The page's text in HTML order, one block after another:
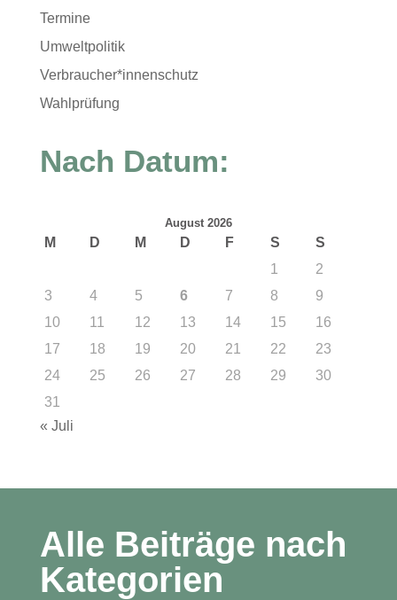
Termine
Umweltpolitik
Verbraucher*innenschutz
Wahlprüfung
Nach Datum:
August 2026
M D M D F S
S
1
2
3
4 5 6 7 8
9
10
11 12 13 14 15
16
17
18 19 20 21 22
23
24
25 26 27 28 29
30
31
« Juli
Alle Beiträge nach
Kategorien